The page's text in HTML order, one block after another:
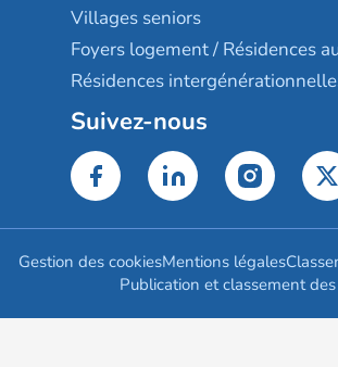
Villages seniors
Foyers logement / Résidences
Résidences
Suivez-nous
Gestion des cookiesMentions légales
Publication et classement